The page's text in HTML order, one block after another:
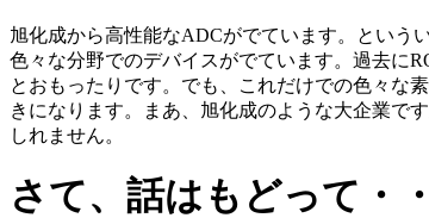
旭化成から高性能なADCがでています。という
色々な分野でのデバイスがでています。過去に
とおもったりです。でも、これだけでの色々な
きになります。まあ、旭化成のような大企業で
しれません。
さて、話はもどって・